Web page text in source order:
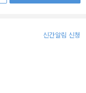
신간알림 신청